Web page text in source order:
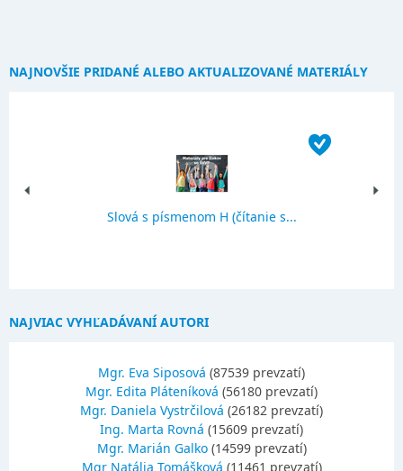
NAJNOVŠIE PRIDANÉ ALEBO AKTUALIZOVANÉ MATERIÁLY
Slová s písmenom H (čítanie s...
NAJVIAC VYHĽADÁVANÍ AUTORI
Mgr. Eva Siposová (87539 prevzatí)
Mgr. Edita Pláteníková (56180 prevzatí)
Mgr. Daniela Vystrčilová (26182 prevzatí)
Ing. Marta Rovná (15609 prevzatí)
Mgr. Marián Galko(14599 prevzatí)
Mgr Natália Tomášková (11461 prevzatí)